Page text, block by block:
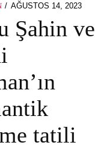
POSTED
ON
AĞUSTOS 14, 2023
Şahin ve
tatili